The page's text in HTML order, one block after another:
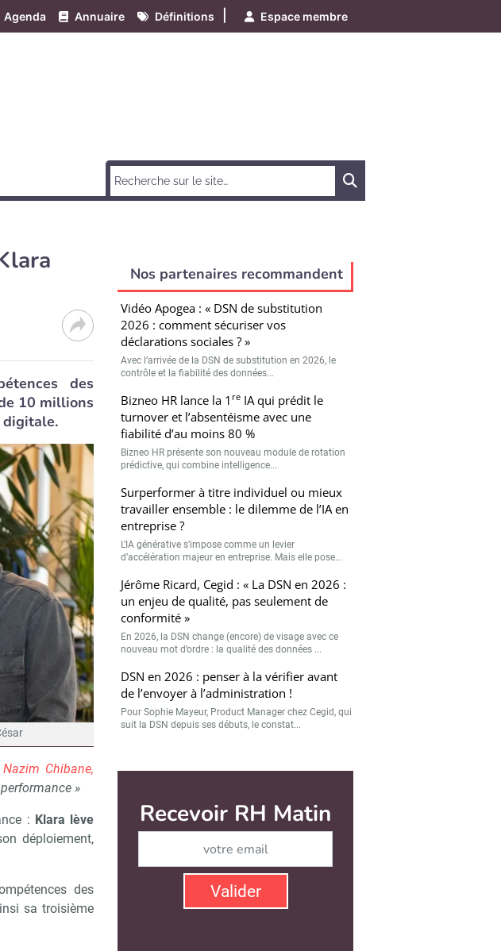
Agenda Annuaire Définitions Espace membre
des
10 millions
digitale.
Chibane,
»
: Klara lève
déploiement,
des
sa troisième
Nos partenaires recommandent
Vidéo Apogea : « DSN de substitution
2026 : comment sécuriser vos
déclarations sociales ? »
Avec l’arrivée de la DSN de substitution en 2026, le
contrôle et la fiabilité des données...
Bizneo HR lance la 1 reIA qui prédit le
turnover et l’absentéisme avec une
fiabilité d’au moins 80 %
Bizneo HR présente son nouveau module de rotation
prédictive, qui combine intelligence...
Surperformer à titre individuel ou mieux
travailler ensemble : le dilemme de l’IA en
entreprise ?
L’IA générative s’impose comme un levier
d’accélération majeur en entreprise. Mais elle pose...
Jérôme Ricard, Cegid : « La DSN en 2026 :
un enjeu de qualité, pas seulement de
conformité »
En 2026, la DSN change (encore) de visage avec ce
nouveau mot d’ordre : la qualité des données ...
DSN en 2026 : penser à la vérifier avant
de l’envoyer à l’administration !
Pour Sophie Mayeur, Product Manager chez Cegid, qui
suit la DSN depuis ses débuts, le constat...